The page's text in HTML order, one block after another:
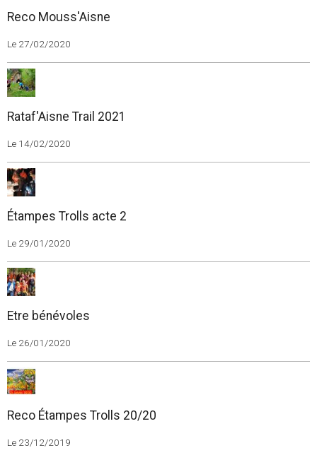
Reco Mouss'Aisne
Le 27/02/2020
Rataf'Aisne Trail 2021
Le 14/02/2020
Étampes Trolls acte 2
Le 29/01/2020
Etre bénévoles
Le 26/01/2020
Reco Étampes Trolls 20/20
Le 23/12/2019